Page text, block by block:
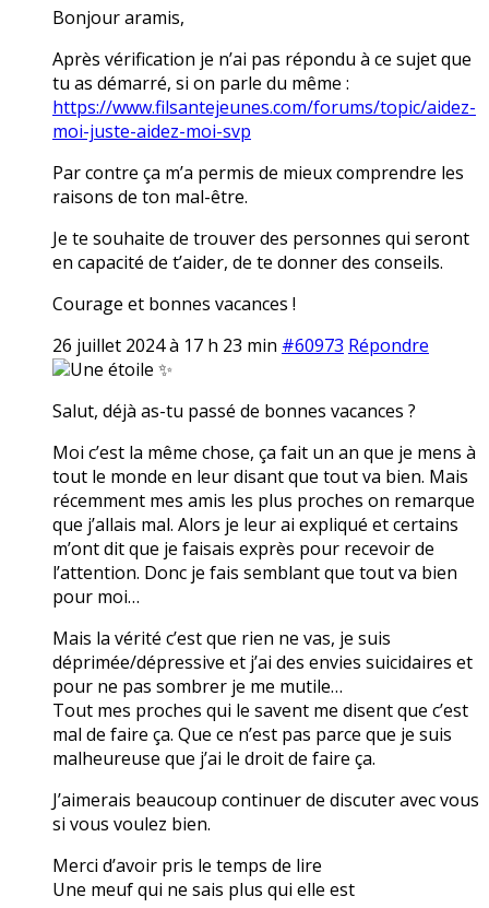
Bonjour aramis,
Après vérification je n’ai pas répondu à ce sujet que
tu as démarré, si on parle du même :
https://www.filsantejeunes.com/forums/topic/aidez-
moi-juste-aidez-moi-svp
Par contre ça m’a permis de mieux comprendre les
raisons de ton mal-être.
Je te souhaite de trouver des personnes qui seront
en capacité de t’aider, de te donner des conseils.
Courage et bonnes vacances !
26 juillet 2024 à 17 h 23 min #60973 Répondre
Une étoile ✨
Salut, déjà as-tu passé de bonnes vacances ?
Moi c’est la même chose, ça fait un an que je mens à
tout le monde en leur disant que tout va bien. Mais
récemment mes amis les plus proches on remarque
que j’allais mal. Alors je leur ai expliqué et certains
m’ont dit que je faisais exprès pour recevoir de
l’attention. Donc je fais semblant que tout va bien
pour moi…
Mais la vérité c’est que rien ne vas, je suis
déprimée/dépressive et j’ai des envies suicidaires et
pour ne pas sombrer je me mutile…
Tout mes proches qui le savent me disent que c’est
mal de faire ça. Que ce n’est pas parce que je suis
malheureuse que j’ai le droit de faire ça.
J’aimerais beaucoup continuer de discuter avec vous
si vous voulez bien.
Merci d’avoir pris le temps de lire
Une meuf qui ne sais plus qui elle est